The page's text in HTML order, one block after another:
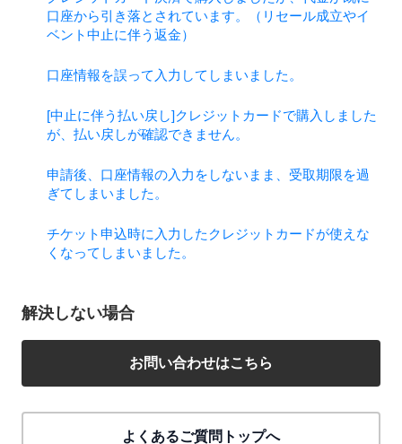
口座から引き落とされています。（リセール成立やイ
ベント中止に伴う返金）
口座情報を誤って入力してしまいました。
[中止に伴う払い戻し]クレジットカードで購入しました
が、払い戻しが確認できません。
申請後、口座情報の入力をしないまま、受取期限を過
ぎてしまいました。
チケット申込時に入力したクレジットカードが使えな
くなってしまいました。
解決しない場合
お問い合わせはこちら
よくあるご質問トップへ